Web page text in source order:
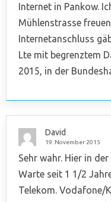
Internet in Pankow.
Mühlenstrasse
Internetanschluss
Lte mit begrenztem
2015, in der
David
19. November 2015
Sehr wahr. Hier in
Warte seit 1 1/2
Telekom. Vodafone/